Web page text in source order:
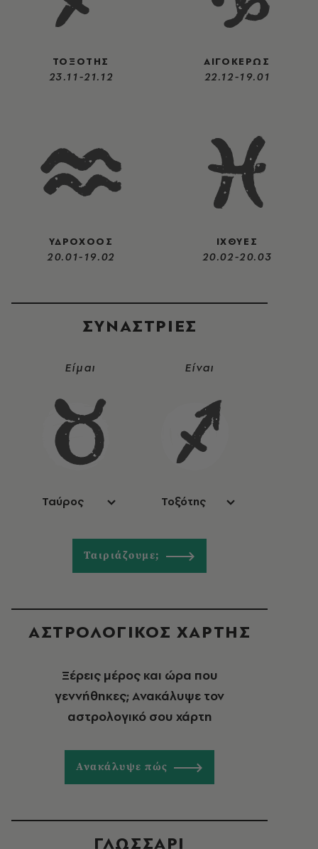
ΤΟΞΟΤΗΣ
23.11-21.12
ΑΙΓΟΚΕΡΩΣ
22.12-19.01
ΥΔΡΟΧΟΟΣ
20.01-19.02
ΙΧΘΥΕΣ
20.02-20.03
ΣΥΝΑΣΤΡIΕΣ
Είμαι
Ταύρος
Είναι
Τοξότης
Ταιριάζουμε;
ΑΣΤΡΟΛΟΓΙΚΟΣ ΧΑΡΤΗΣ
Ξέρεις μέρος και ώρα που
γεννήθηκες; Ανακάλυψε τον
αστρολογικό σου χάρτη
Ανακάλυψε πώς
ΓΛΩΣΣΑΡΙ